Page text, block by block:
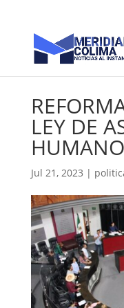
LEY DE
Jul 21, 2023 |